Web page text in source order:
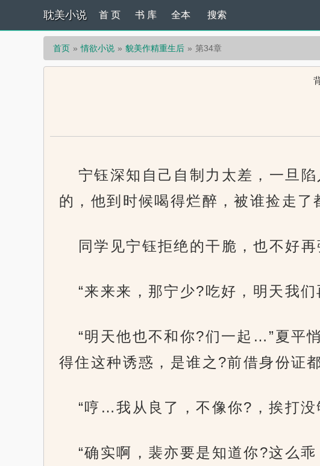
耽美小说 首 页 书 库 全本 搜索
首页 情欲小说 貌美作精重生后 第34章
宁钰深知自己自制力太差，一旦
的，他到时候喝得烂醉，被谁捡走了
同学见宁钰拒绝的干脆，也不好再
“来来来，那宁少?吃好，明天我们
“明天他也不和你?们一起…”夏平
得住这种诱惑，是谁之?前借身份证
“哼…我从良了，不像你?，挨打
“确实啊，裴亦要是知道你?这么